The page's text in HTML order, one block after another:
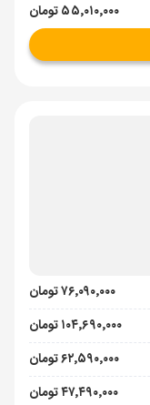
۵۵٬۰۱۰٬۰۰۰ تومان
۷۶٬۰۹۰٬۰۰۰ تومان
۱۰۴٬۶۹۰٬۰۰۰ تومان
۶۲٬۵۹۰٬۰۰۰ تومان
۴۷٬۴۹۰٬۰۰۰ تومان